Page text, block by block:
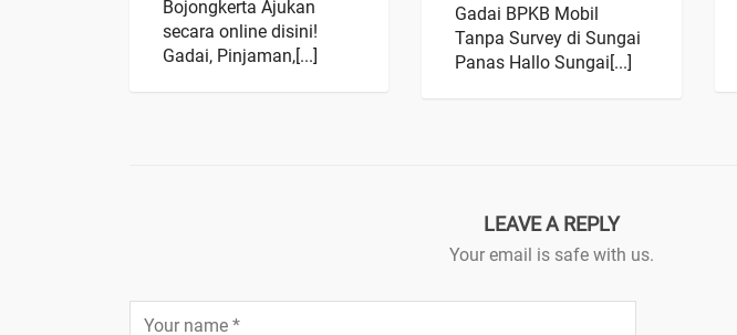
Bojongkerta Ajukan
secara online disini!
Gadai, Pinjaman,[...]
Gadai BPKB Mobil
Tanpa Survey di Sungai
Panas Hallo Sungai[...]
LEAVE A REPLY
Your email is safe with us.